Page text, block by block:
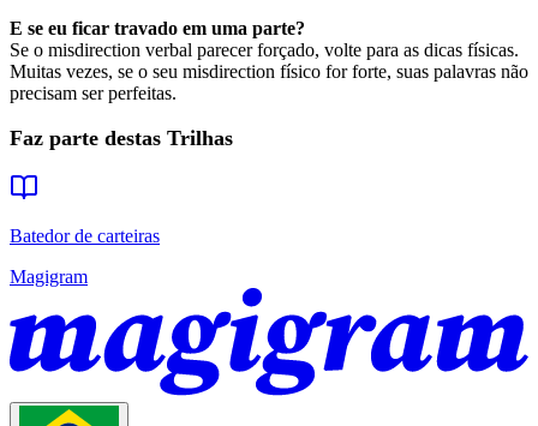
E se eu ficar travado em uma parte?
Se o misdirection verbal parecer forçado, volte para as dicas físicas.
Muitas vezes, se o seu misdirection físico for forte, suas palavras não
precisam ser perfeitas.
Faz parte destas Trilhas
Batedor de carteiras
Magigram